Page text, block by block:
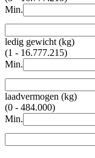
Min.
ledig gewicht (kg)
(1 - 16.777.215)
Min.
laadvermogen (kg)
(0 - 484.000)
Min.